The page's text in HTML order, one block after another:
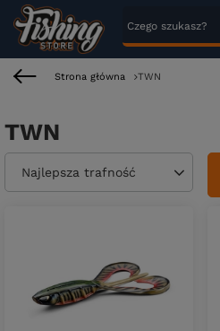
Strona główna TWN
TWN
Zmień sortowanie
Najlepsza trafność